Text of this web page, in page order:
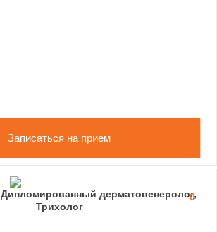
Записаться на прием
0
Дипломированный дерматовенеролог,
Трихолог